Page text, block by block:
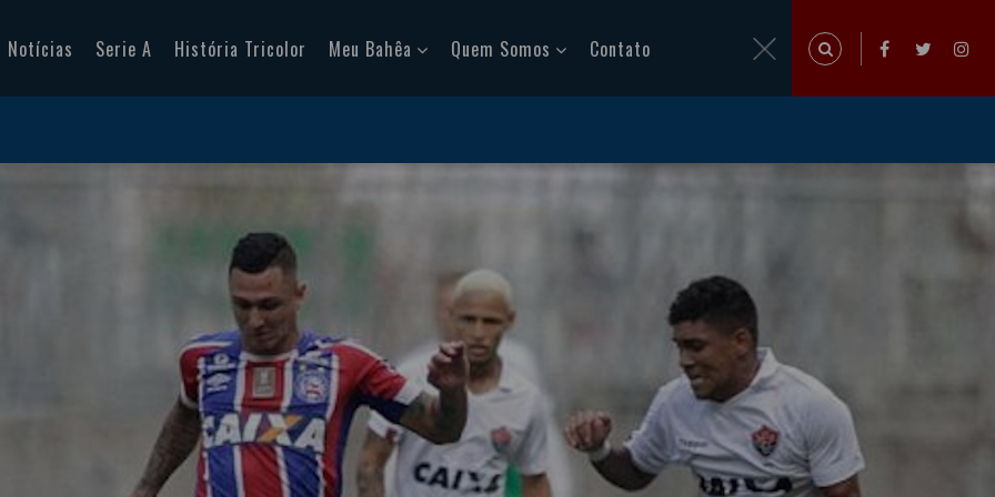
Notícias Serie A História Tricolor Meu Bahêa Quem Somos Contato